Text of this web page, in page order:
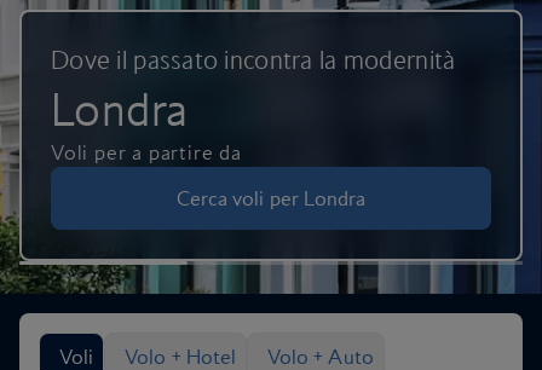
Dove il passato incontra la modernità
Londra
Voli per a partire da
Cerca voli per Londra
Cerca le opzioni di volo
Voli
Volo + Hotel Volo + Auto